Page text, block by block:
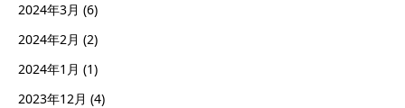
2024年3月 (6)
2024年2月 (2)
2024年1月 (1)
2023年12月 (4)